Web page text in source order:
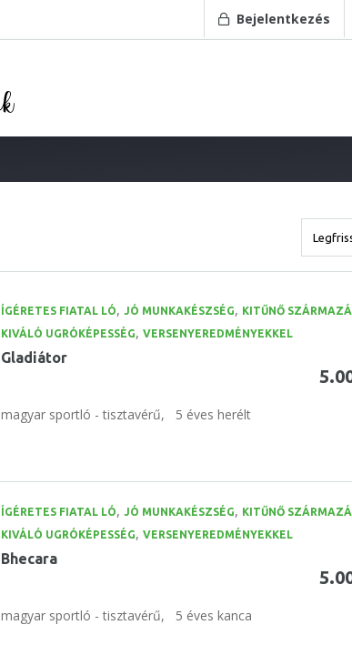
Bejelentkezés
ÍGÉRETES FIATAL LÓ, JÓ MUNKAKÉSZSÉG, KITŰNŐ
KIVÁLÓ UGRÓKÉPESSÉG, VERSENYEREDMÉNYEKKEL
Gladiátor
magyar sportló - tisztavérű, 5 éves herélt
ÍGÉRETES FIATAL LÓ, JÓ MUNKAKÉSZSÉG, KITŰNŐ
KIVÁLÓ UGRÓKÉPESSÉG, VERSENYEREDMÉNYEKKEL
Bhecara
magyar sportló - tisztavérű, 5 éves kanca